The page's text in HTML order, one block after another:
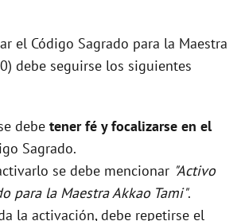
el Código Sagrado para la Maestra
debe seguirse los siguientes
debe tener fé y focalizarse en el
Sagrado.
se debe mencionar "Activo
para la Maestra Akkao Tami".
la activación, debe repetirse el